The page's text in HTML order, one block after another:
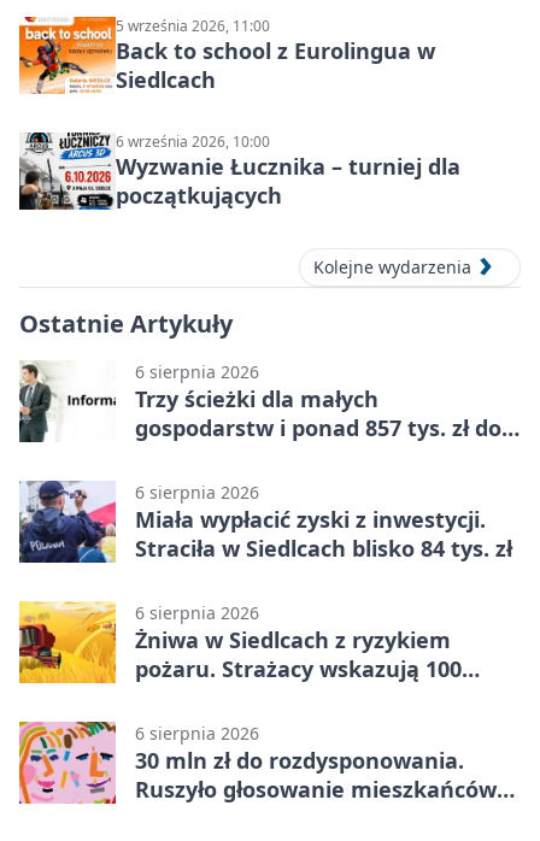
5 września 2026, 11:00
Back to school z Eurolingua w
Siedlcach
6 września 2026, 10:00
Wyzwanie Łucznika – turniej dla
początkujących
Kolejne wydarzenia
Ostatnie Artykuły
6 sierpnia 2026
Trzy ścieżki dla małych
gospodarstw i ponad 857 tys. zł do
6 sierpnia 2026
Miała wypłacić zyski z inwestycji.
Straciła w Siedlcach blisko 84 tys. zł
6 sierpnia 2026
Żniwa w Siedlcach z ryzykiem
pożaru. Strażacy wskazują 100
6 sierpnia 2026
30 mln zł do rozdysponowania.
Ruszyło głosowanie mieszkańców